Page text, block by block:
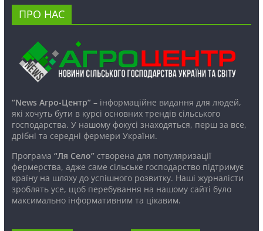
ПРО НАС
“News Агро-Центр”– інформаційне видання для людей,
які хочуть бути в курсі основних трендів сільського
господарства. У нашому фокусі знаходяться, перш за все,
дрібні та середні фермери України.
Програма “Ля Село”створена для популяризації
фермерства, адже саме сільське господарство підтримує
країну на шляху до успішного розвитку. Наші журналісти
зроблять усе, щоб перебування на нашому сайті було
максимально інформативним та цікавим.